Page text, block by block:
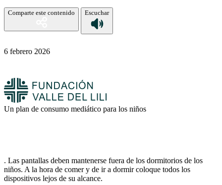
Comparte este contenido Escuchar
6 febrero 2026
Un plan de consumo mediático para los niños
. Las pantallas deben mantenerse fuera de los dormitorios de los
niños. A la hora de comer y de ir a dormir coloque todos los
dispositivos lejos de su alcance.